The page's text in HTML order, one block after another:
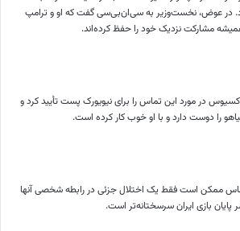
در عوض، نخست‌وزیر به سی‌ان‌بی‌سی گفت که او و ترامپ
مشارکت نزدیک خود را حفظ کرده‌اند.
در مورد این تماس را برای نیویورک پست تأیید کرد و
را دوست دارد و با او خوب کار کرده است.
ممکن است فقط یک اختلال جزئی در رابطه شخصی آنها
پایان بازی ایران سرسختانه‌تر است.